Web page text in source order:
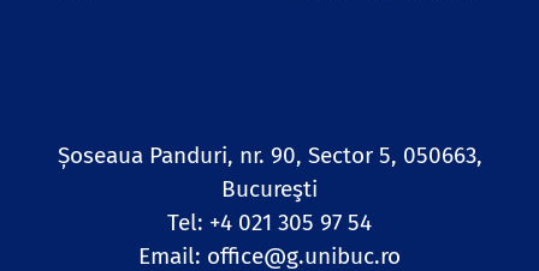
Șoseaua Panduri, nr. 90, Sector 5, 050663,
Bucureşti
Tel: +4 021 305 97 54
Email: office@g.unibuc.ro